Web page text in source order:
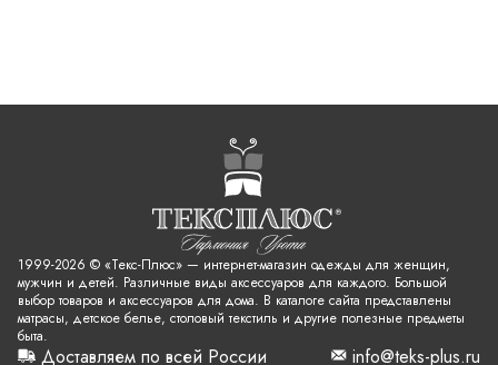
1999-2026 © «Текс-Плюс» — интернет-магазин одежды для женщин,
мужчин и детей. Различные виды аксессуаров для каждого. Большой
выбор товаров и аксессуаров для дома. В каталоге сайта представлены
матрасы, детское белье, столовый текстиль и другие полезные предметы
быта.
Доставляем по всей России info@teks-plus.ru